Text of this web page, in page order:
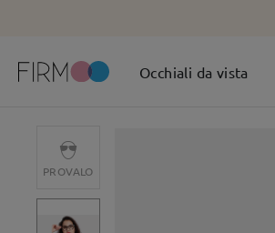
Occhiali da vista
PROVALO